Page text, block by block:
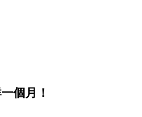
個月！